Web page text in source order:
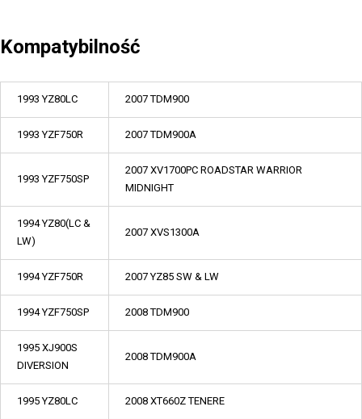
Kompatybilność
1993 YZ80LC 2007 TDM900
1993 YZF750R 2007 TDM900A
1993 YZF750SP
2007 XV1700PC ROADSTAR WARRIOR
MIDNIGHT
1994 YZ80(LC &
LW)
2007 XVS1300A
1994 YZF750R 2007 YZ85 SW & LW
1994 YZF750SP 2008 TDM900
1995 XJ900S
DIVERSION
2008 TDM900A
1995 YZ80LC 2008 XT660Z TENERE